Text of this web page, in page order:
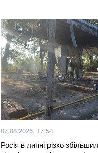
Не кладіть
хрусткості
Суд у справі
клопотав про
Що відбувається
робити запаси
Смачніші та
за лічені хвилини
07.08.2026, 17:54
Росія в липні різко